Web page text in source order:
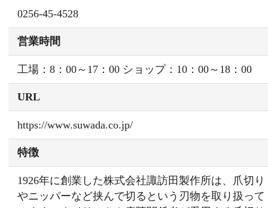
0256-45-4528
営業時間
工場：8：00～17：00 ショップ：10：00～18：00
URL
https://www.suwada.co.jp/
特徴
1926年に創業した株式会社諏訪田製作所は、爪切り
やニッパーなど挟んで切るという刃物を取り扱って